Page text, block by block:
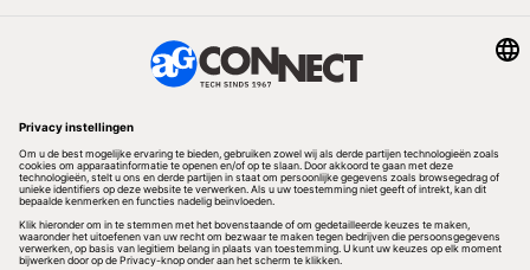
Redactionele partner